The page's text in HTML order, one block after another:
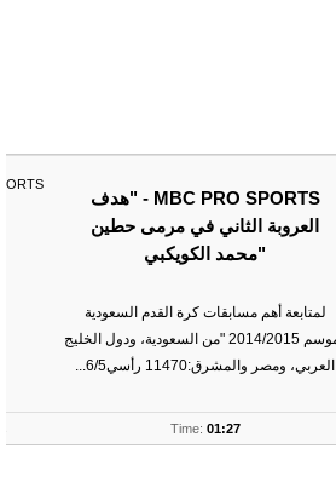
MBC PRO SPORTS - "هدف
العروبة الثاني في مرمى حطين
"محمد الكويكبي
لمتابعة أهم مسابقات كرة القدم السعودية
لموسم 2014/2015 "من السعودية، ودول الخليج
العربي، ومصر والمشرق:11470 رأسي6/5...
Time: 01:27